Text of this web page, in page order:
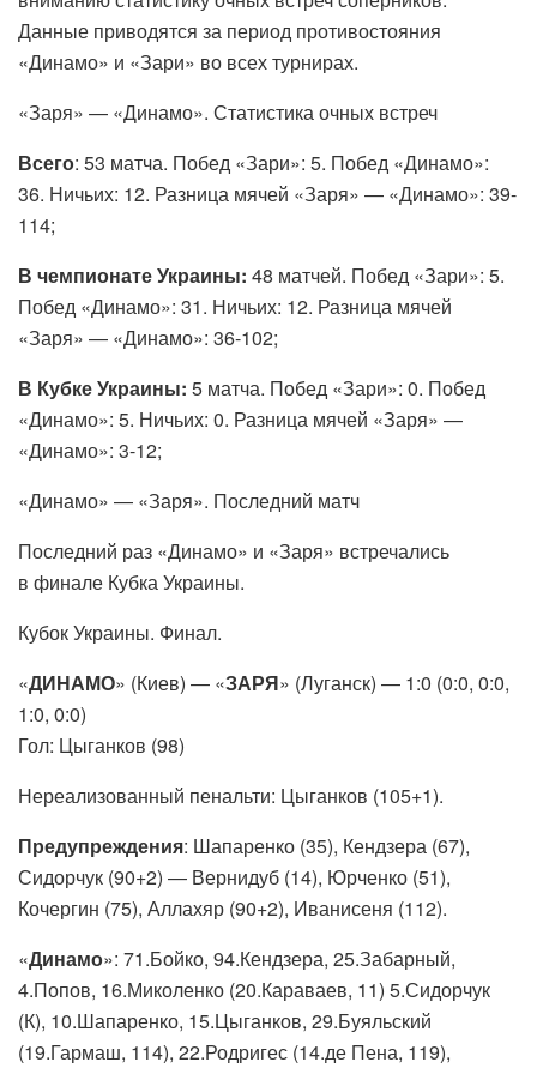
Данные приводятся за период противостояния
«Динамо» и «Зари» во всех турнирах.
«Заря» — «Динамо». Статистика очных встреч
Всего: 53 матча. Побед «Зари»: 5. Побед «Динамо»:
36. Ничьих: 12. Разница мячей «Заря» — «Динамо»: 39-
114;
В чемпионате Украины: 48 матчей. Побед «Зари»: 5.
Побед «Динамо»: 31. Ничьих: 12. Разница мячей
«Заря» — «Динамо»: 36-102;
В Кубке Украины: 5 матча. Побед «Зари»: 0. Побед
«Динамо»: 5. Ничьих: 0. Разница мячей «Заря» —
«Динамо»: 3-12;
«Динамо» — «Заря». Последний матч
Последний раз «Динамо» и «Заря» встречались
в финале Кубка Украины.
Кубок Украины. Финал.
«ДИНАМО» (Киев) — «ЗАРЯ» (Луганск) — 1:0 (0:0, 0:0,
1:0, 0:0)
Гол: Цыганков (98)
Нереализованный пенальти: Цыганков (105+1).
Предупреждения: Шапаренко (35), Кендзера (67),
Сидорчук (90+2) — Вернидуб (14), Юрченко (51),
Кочергин (75), Аллахяр (90+2), Иванисеня (112).
«Динамо»: 71.Бойко, 94.Кендзера, 25.Забарный,
4.Попов, 16.Миколенко (20.Караваев, 11) 5.Сидорчук
(К), 10.Шапаренко, 15.Цыганков, 29.Буяльский
(19.Гармаш, 114), 22.Родригес (14.де Пена, 119),